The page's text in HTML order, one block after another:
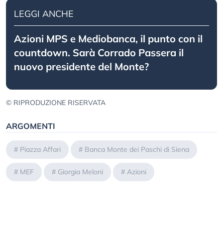
LEGGI ANCHE
Azioni MPS e Mediobanca, il punto con il
countdown. Sarà Corrado Passera il
nuovo presidente del Monte?
© RIPRODUZIONE RISERVATA
ARGOMENTI
# Piazza Affari # Banca Monte dei Paschi di Siena
# MEF # Giorgia Meloni # Azioni